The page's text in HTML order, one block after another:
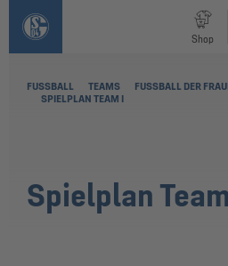
Shop
FUSSBALL TEAMS FUSSBALL DER
SPIELPLAN TEAM I
Spielplan